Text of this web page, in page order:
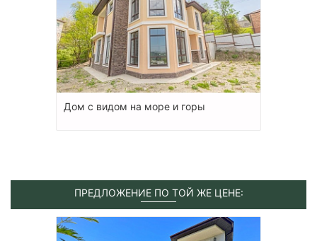
Дом с видом на море и горы
ПРЕДЛОЖЕНИЕ ПО ТОЙ ЖЕ ЦЕНЕ: